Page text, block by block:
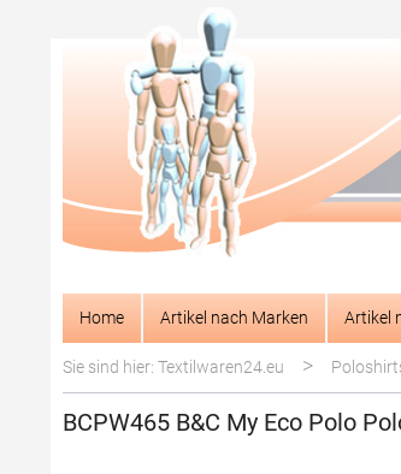
Zur Hauptnavigation springen
Home Artikel nach Marken Artikel
Sie sind hier: Textilwaren24.eu >
BCPW465 B&C My Eco Polo